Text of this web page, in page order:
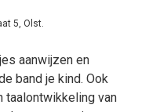
5, Olst.
aanwijzen en
band je kind. Ook
taalontwikkeling van